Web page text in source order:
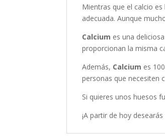
Mientras que el calcio
adecuada. Aunque
Calcium es una
proporcionan la misma
Además, Calcium es
personas que necesiten
Si quieres unos huesos
¡A partir de hoy